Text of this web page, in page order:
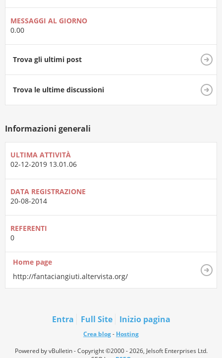
MESSAGGI AL GIORNO
0.00
Trova gli ultimi post
Trova le ultime discussioni
Informazioni generali
ULTIMA ATTIVITÀ
02-12-2019 13.01.06
DATA REGISTRAZIONE
20-08-2014
REFERENTI
0
Home page
http://fantaciangiuti.altervista.org/
Entra Full Site Inizio pagina
Crea blog- Hosting
Powered by vBulletin - Copyright ©2000 - 2026, Jelsoft Enterprises Ltd.